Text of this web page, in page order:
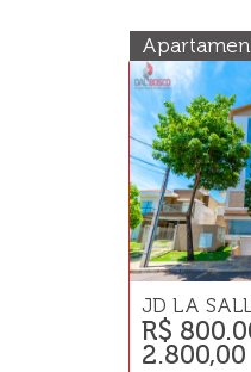
JD LA
R$
2.800,00